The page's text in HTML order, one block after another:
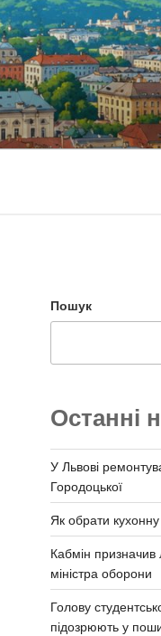
Пошук
Останні
У Львові
Городоцької
Як обрати
Кабмін призначив
міністра оборони
Голову
підозрюють у